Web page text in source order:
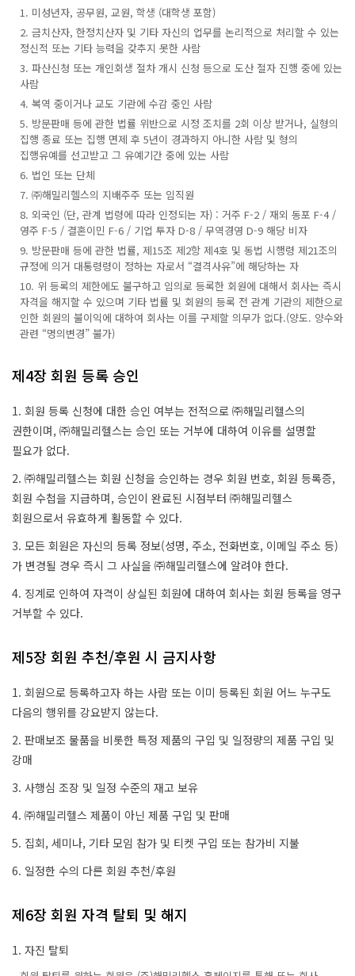
1. 미성년자, 공무원, 교원, 학생 (대학생 포함)
2. 금치산자, 한정치산자 및 기타 자신의 업무를 논리적으로 처리할 수 있는
정신적 또는 기타 능력을 갖추지 못한 사람
3. 파산신청 또는 개인회생 절차 개시 신청 등으로 도산 절자 진행 중에 있는
사람
4. 복역 중이거나 교도 기관에 수감 중인 사람
5. 방문판매 등에 관한 법률 위반으로 시정 조치를 2회 이상 받거나, 실형의
집행 종료 또는 집행 면제 후 5년이 경과하지 아니한 사람 및 형의
집행유예를 선고받고 그 유예기간 중에 있는 사람
6. 법인 또는 단체
7. ㈜해밀리헬스의 지배주주 또는 임직원
8. 외국인 (단, 관계 법령에 따라 인정되는 자) : 거주 F-2 / 재외 동포 F-4 /
영주 F-5 / 결혼이민 F-6 / 기업 투자 D-8 / 무역경영 D-9 해당 비자
9. 방문판매 등에 관한 법률, 제15조 제2항 제4호 및 동법 시행령 제21조의
규정에 의거 대통령령이 정하는 자로서 “결격사유”에 해당하는 자
10. 위 등록의 제한에도 불구하고 임의로 등록한 회원에 대해서 회사는 즉시
자격을 해지할 수 있으며 기타 법률 및 회원의 등록 전 관계 기관의 제한으로
인한 회원의 불이익에 대하여 회사는 이를 구제할 의무가 없다.(양도. 양수와
관련 “명의변경” 불가)
제4장 회원 등록 승인
1. 회원 등록 신청에 대한 승인 여부는 전적으로 ㈜해밀리헬스의
권한이며, ㈜해밀리헬스는 승인 또는 거부에 대하여 이유를 설명할
필요가 없다.
2. ㈜해밀리헬스는 회원 신청을 승인하는 경우 회원 번호, 회원 등록증,
회원 수첩을 지급하며, 승인이 완료된 시점부터 ㈜해밀리헬스
회원으로서 유효하게 활동할 수 있다.
3. 모든 회원은 자신의 등록 정보(성명, 주소, 전화번호, 이메일 주소 등)
가 변경될 경우 즉시 그 사실을 ㈜해밀리헬스에 알려야 한다.
4. 징계로 인하여 자격이 상실된 회원에 대하여 회사는 회원 등록을 영구
거부할 수 있다.
제5장 회원 추천/후원 시 금지사항
1. 회원으로 등록하고자 하는 사람 또는 이미 등록된 회원 어느 누구도
다음의 행위를 강요받지 않는다.
2. 판매보조 물품을 비롯한 특정 제품의 구입 및 일정량의 제품 구입 및
강매
3. 사행심 조장 및 일정 수준의 재고 보유
4. ㈜해밀리헬스 제품이 아닌 제품 구입 및 판매
5. 집회, 세미나, 기타 모임 참가 및 티켓 구입 또는 참가비 지불
6. 일정한 수의 다른 회원 추천/후원
제6장 회원 자격 탈퇴 및 해지
1. 자진 탈퇴